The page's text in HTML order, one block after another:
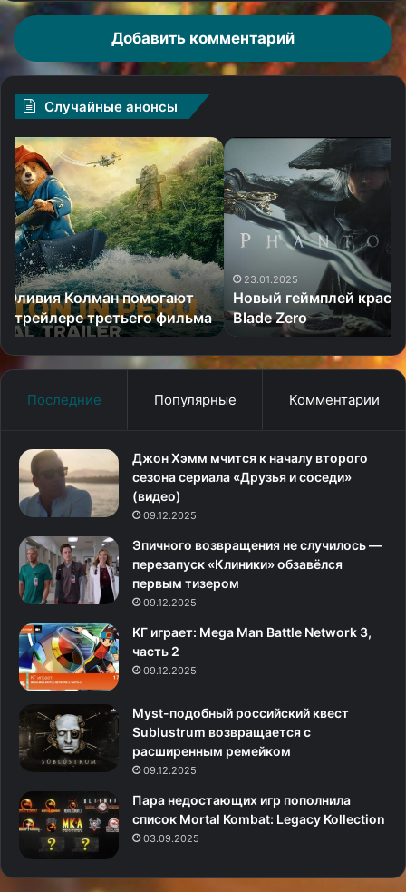
Добавить комментарий
Случайные анонсы
Новый
геймплей
красивого
слэшера
Phantom
Blade
Zero
23.01.2025
Новый геймплей красивого слэшера Phantom
Blade Zero
Последние Популярные Комментарии
Джон Хэмм мчится к началу второго
сезона сериала «Друзья и соседи»
(видео)
09.12.2025
Эпичного возвращения не случилось —
перезапуск «Клиники» обзавёлся
первым тизером
09.12.2025
KГ игpaeт: Mega Man Battle Network 3,
часть 2
09.12.2025
Myst-подобный российский квест
Sublustrum возвращается с
расширенным ремейком
09.12.2025
Пара недостающих игр пополнила
список Mortal Kombat: Legacy Kollection
03.09.2025